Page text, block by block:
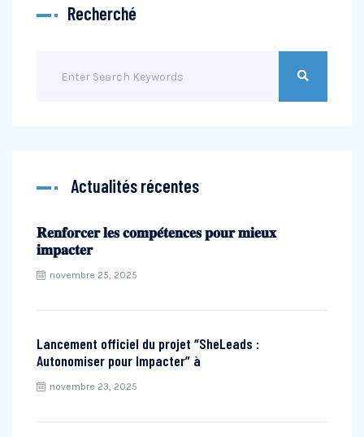
Recherché
Actualités récentes
𝐑𝐞𝐧𝐟𝐨𝐫𝐜𝐞𝐫 𝐥𝐞𝐬 𝐜𝐨𝐦𝐩𝐞́𝐭𝐞𝐧𝐜𝐞𝐬 𝐩𝐨𝐮𝐫 𝐦𝐢𝐞𝐮𝐱
𝐢𝐦𝐩𝐚𝐜𝐭𝐞𝐫
novembre 25, 2025
Lancement officiel du projet “SheLeads :
Autonomiser pour Impacter” à
novembre 23, 2025